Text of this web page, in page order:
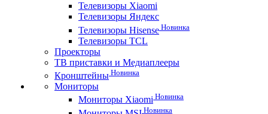
Телевизоры Xiaomi
Телевизоры Яндекс
Телевизоры Hisense Новинка
Телевизоры TCL
Проекторы
ТВ приставки и Медиаплееры
Кронштейны Новинка
Мониторы
Мониторы Xiaomi Новинка
Новинка